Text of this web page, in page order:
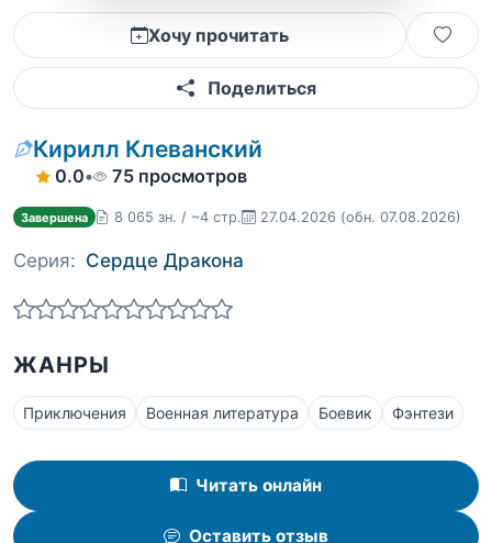
Хочу прочитать
Поделиться
Кирилл Клеванский
0.0• 75 просмотров
Завершена 8 065 зн. / ~4 стр. 27.04.2026 (обн. 07.08.2026)
Серия: Сердце Дракона
ЖАНРЫ
Приключения Военная литература Боевик Фэнтези
Читать онлайн
Оставить отзыв